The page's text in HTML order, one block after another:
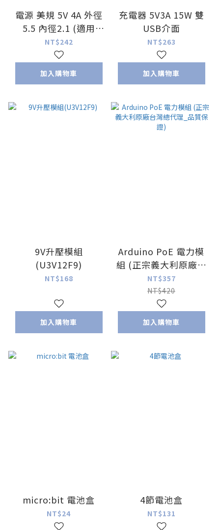
電源 美規 5V 4A 外徑
5.5 內徑2.1 (適用
Jetson Nano)
NT$242
加入購物車
充電器 5V3A 15W 雙
USB介面
NT$263
加入購物車
9V升壓模組
(U3V12F9)
NT$168
加入購物車
Arduino PoE 電力模
組 (正宗義大利原廠台
灣總代理_品質保證)
NT$357
NT$420
加入購物車
micro:bit 電池盒
NT$24
4節電池盒
NT$131